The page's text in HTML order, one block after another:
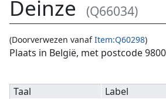
Deinze (Q66034)
(Doorverwezen vanafItem:Q60298)
Ga naar: navigatie,zoeken
Plaats in België, met postcode
Taal Label